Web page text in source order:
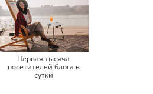
Первая тысяча
посетителей блога в
сутки